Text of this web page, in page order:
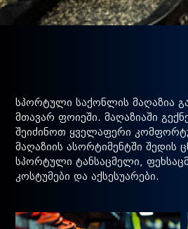
სპორტული საქონლის მაღაზია
მთავარ ფოიეში. მაღაზიაში
შეიძინოთ ყველაფერი
მაღაზიის ასორტიმენტში შედის
სპორტული ტანსაცმელი,
კოსტუმები და აქსესუარები.